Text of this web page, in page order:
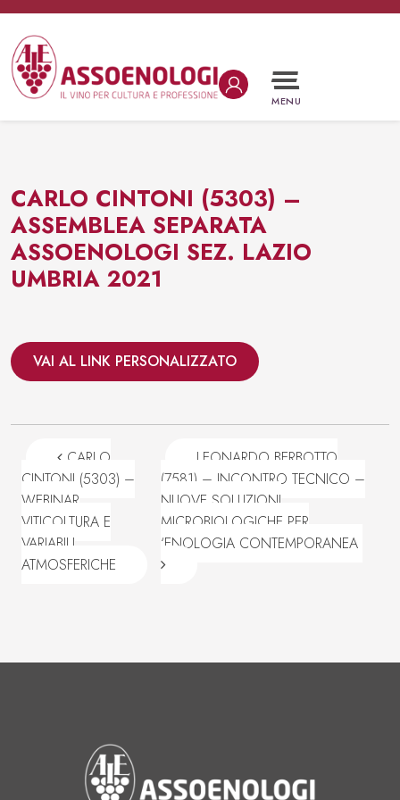
Vai al contenuto
Navigazione principale
MENU
CARLO CINTONI (5303) –
ASSEMBLEA SEPARATA
ASSOENOLOGI SEZ. LAZIO
UMBRIA 2021
VAI AL LINK PERSONALIZZATO
Navigazione articoli
CARLO
CINTONI (5303) –
WEBINAR
VITICOLTURA E
VARIABILI
ATMOSFERICHE
LEONARDO BERBOTTO
(7581) – INCONTRO TECNICO –
NUOVE SOLUZIONI
MICROBIOLOGICHE PER
‘ENOLOGIA CONTEMPORANEA